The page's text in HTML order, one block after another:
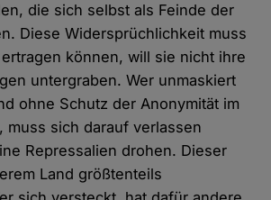
die sich selbst als Feinde der
Diese Widersprüchlichkeit muss
können, will sie nicht ihre
untergraben. Wer unmaskiert
ohne Schutz der Anonymität im
muss sich darauf verlassen
Repressalien drohen. Dieser
Land größtenteils